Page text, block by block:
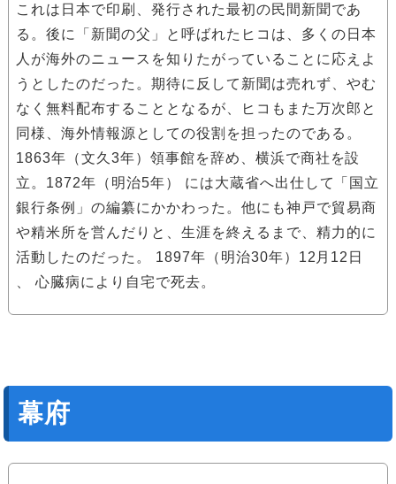
これは日本で印刷、発行された最初の民間新聞であ
る。後に「新聞の父」と呼ばれたヒコは、多くの日本
人が海外のニュースを知りたがっていることに応えよ
うとしたのだった。期待に反して新聞は売れず、やむ
なく無料配布することとなるが、ヒコもまた万次郎と
同様、海外情報源としての役割を担ったのである。
1863年（文久3年）領事館を辞め、横浜で商社を設
立。1872年（明治5年） には大蔵省へ出仕して「国立
銀行条例」の編纂にかかわった。他にも神戸で貿易商
や精米所を営んだりと、生涯を終えるまで、精力的に
活動したのだった。 1897年（明治30年）12月12日
、 心臓病により自宅で死去。
幕府